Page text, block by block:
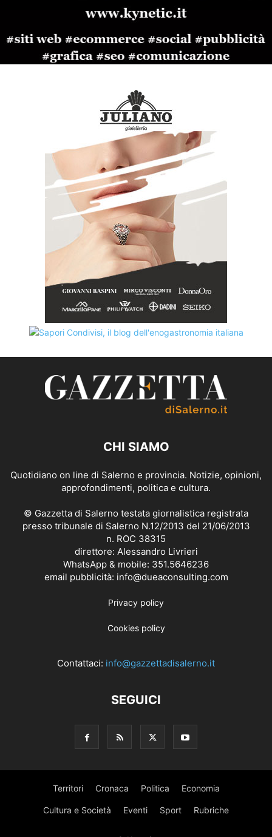
CHI SIAMO
Quotidiano on line di Salerno e provincia. Notizie, opinioni,
approfondimenti, politica e cultura.
© Gazzetta di Salerno testata giornalistica registrata
presso tribunale di Salerno N.12/2013 del 21/06/2013
n. ROC 38315
direttore: Alessandro Livrieri
WhatsApp & mobile: 351.5646236
email pubblicità: info@dueaconsulting.com
Privacy policy
Cookies policy
Contattaci: info@gazzettadisalerno.it
SEGUICI
Territori Cronaca Politica Economia
Cultura e Società Eventi Sport Rubriche